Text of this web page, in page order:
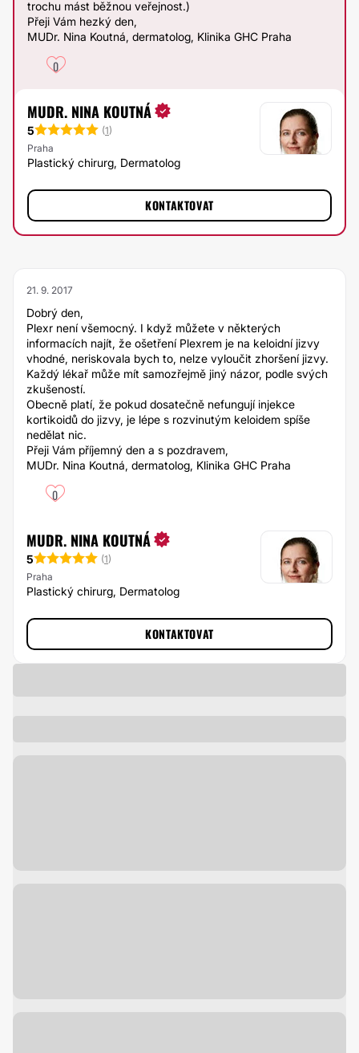
trochu mást běžnou veřejnost.)
Přeji Vám hezký den,
MUDr. Nina Koutná, dermatolog, Klinika GHC Praha
0
MUDR. NINA KOUTNÁ
5 (1)
Praha
Plastický chirurg, Dermatolog
KONTAKTOVAT
21. 9. 2017
Dobrý den,
Plexr není všemocný. I když můžete v některých
informacích najít, že ošetření Plexrem je na keloidní jizvy
vhodné, neriskovala bych to, nelze vyloučit zhoršení jizvy.
Každý lékař může mít samozřejmě jiný názor, podle svých
zkušeností.
Obecně platí, že pokud dosatečně nefungují injekce
kortikoidů do jizvy, je lépe s rozvinutým keloidem spíše
nedělat nic.
Přeji Vám příjemný den a s pozdravem,
MUDr. Nina Koutná, dermatolog, Klinika GHC Praha
0
MUDR. NINA KOUTNÁ
5 (1)
Praha
Plastický chirurg, Dermatolog
KONTAKTOVAT